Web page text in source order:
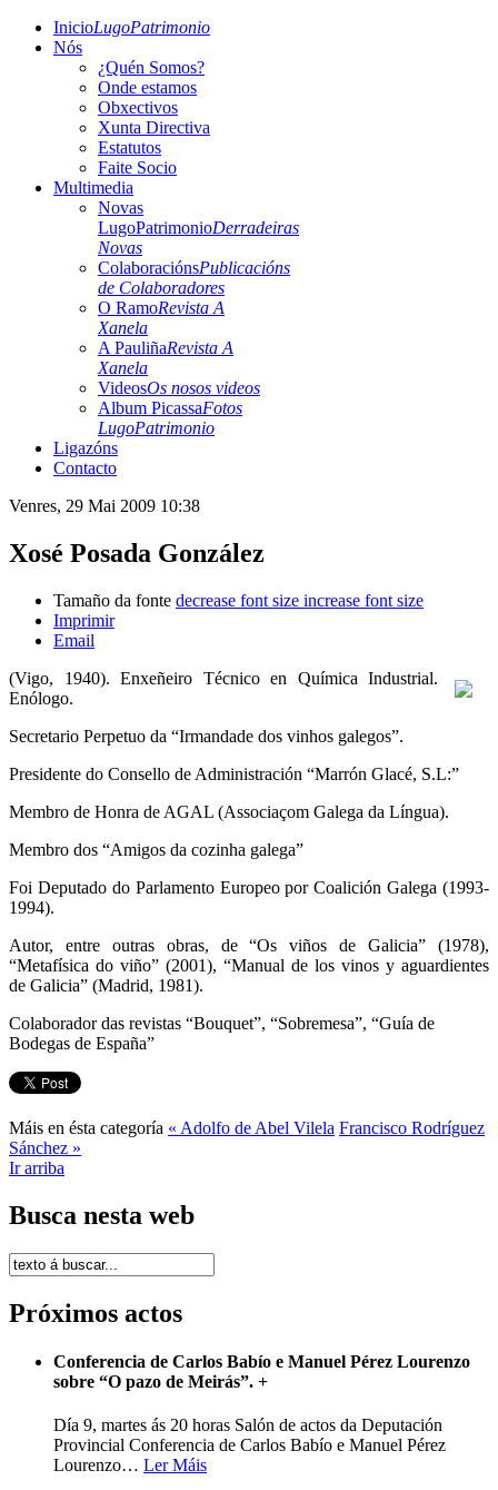
InicioLugoPatrimonio
Nós
¿Quén Somos?
Onde estamos
Obxectivos
Xunta Directiva
Estatutos
Faite Socio
Multimedia
Novas
LugoPatrimonioDerradeiras
Novas
ColaboraciónsPublicacións
de Colaboradores
O RamoRevista A
Xanela
A PauliñaRevista A
Xanela
VideosOs nosos videos
Album PicassaFotos
LugoPatrimonio
Ligazóns
Contacto
Venres, 29 Mai 2009 10:38
Xosé Posada González
Tamaño da fonte decrease font size increase font size
Imprimir
Email
(Vigo, 1940). Enxeñeiro Técnico en Química Industrial.
Enólogo.
Secretario Perpetuo da “Irmandade dos vinhos galegos”.
Presidente do Consello de Administración “Marrón Glacé, S.L:”
Membro de Honra de AGAL (Associaçom Galega da Língua).
Membro dos “Amigos da cozinha galega”
Foi Deputado do Parlamento Europeo por Coalición Galega (1993-
1994).
Autor, entre outras obras, de “Os viños de Galicia” (1978),
“Metafísica do viño” (2001), “Manual de los vinos y aguardientes
de Galicia” (Madrid, 1981).
Colaborador das revistas “Bouquet”, “Sobremesa”, “Guía de
Bodegas de España”
Máis en ésta categoría « Adolfo de Abel Vilela Francisco Rodríguez
Sánchez »
Ir arriba
Busca nesta web
Próximos actos
Conferencia de Carlos Babío e Manuel Pérez Lourenzo
sobre “O pazo de Meirás”. +
Día 9, martes ás 20 horas Salón de actos da Deputación
Provincial Conferencia de Carlos Babío e Manuel Pérez
Lourenzo… Ler Máis